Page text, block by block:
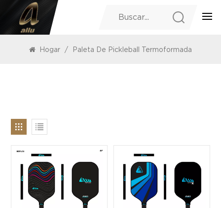
PRODUCTOS
Hogar / Paleta De Pickleball Termoformada